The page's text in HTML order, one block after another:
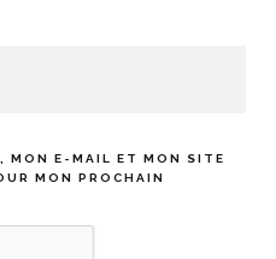
MON E-MAIL ET MON SITE
MON PROCHAIN